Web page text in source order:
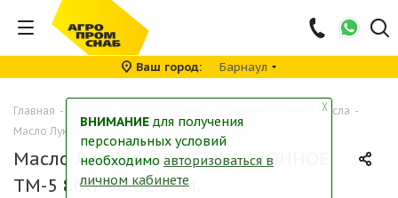
Ваш город Барнаул
Главная - Трансмиссионные масла -
Масло Лукойл ТРАНСМИССИОННОЕ ТМ-5 80w-90 GL-5 4л.
Масло Лукойл ТРАНСМИССИОННОЕ
ТМ-5 80w-90 GL-5 4л.
╳
ВНИМАНИЕ для получения
персональных условий
необходимо авторизоваться в
личном кабинете